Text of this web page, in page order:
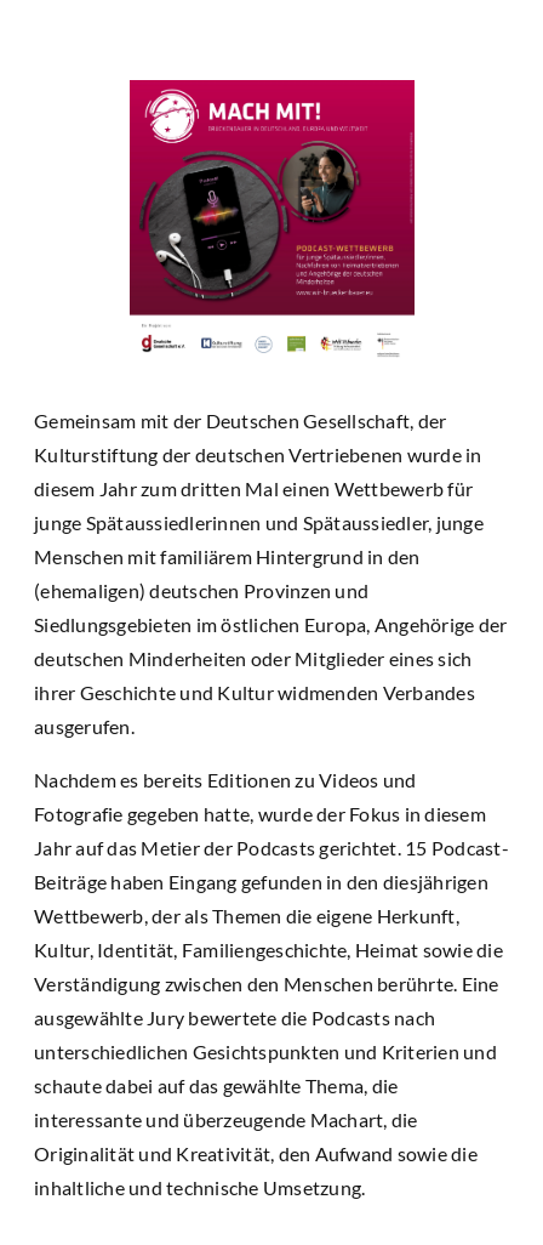
Gemeinsam mit der Deutschen Gesellschaft, der
Kulturstiftung der deutschen Vertriebenen wurde in
diesem Jahr zum dritten Mal einen Wettbewerb für
junge Spätaussiedlerinnen und Spätaussiedler, junge
Menschen mit familiärem Hintergrund in den
(ehemaligen) deutschen Provinzen und
Siedlungsgebieten im östlichen Europa, Angehörige der
deutschen Minderheiten oder Mitglieder eines sich
ihrer Geschichte und Kultur widmenden Verbandes
ausgerufen.
Nachdem es bereits Editionen zu Videos und
Fotografie gegeben hatte, wurde der Fokus in diesem
Jahr auf das Metier der Podcasts gerichtet. 15 Podcast-
Beiträge haben Eingang gefunden in den diesjährigen
Wettbewerb, der als Themen die eigene Herkunft,
Kultur, Identität, Familiengeschichte, Heimat sowie die
Verständigung zwischen den Menschen berührte. Eine
ausgewählte Jury bewertete die Podcasts nach
unterschiedlichen Gesichtspunkten und Kriterien und
schaute dabei auf das gewählte Thema, die
interessante und überzeugende Machart, die
Originalität und Kreativität, den Aufwand sowie die
inhaltliche und technische Umsetzung.